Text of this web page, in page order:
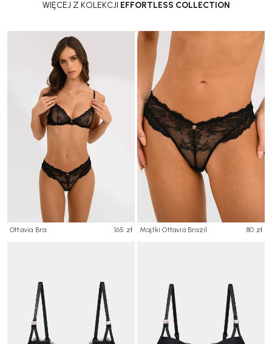
WIĘCEJ Z KOLEKCJI EFFORTLESS COLLECTION
Ottavia Bra 165 zł Majtki Ottavia Brazil 80 zł